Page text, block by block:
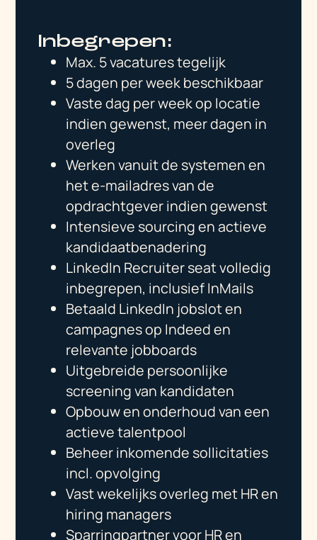
Inbegrepen:
Max. 5 vacatures tegelijk
5 dagen per week beschikbaar
Vaste dag per week op locatie
indien gewenst, meer dagen in
overleg
Werken vanuit de systemen en
het e-mailadres van de
opdrachtgever indien gewenst
Intensieve sourcing en actieve
kandidaatbenadering
LinkedIn Recruiter seat volledig
inbegrepen, inclusief InMails
Betaald LinkedIn jobslot en
campagnes op Indeed en
relevante jobboards
Uitgebreide persoonlijke
screening van kandidaten
Opbouw en onderhoud van een
actieve talentpool
Beheer inkomende sollicitaties
incl. opvolging
Vast wekelijks overleg met HR en
hiring managers
Sparringpartner voor HR en